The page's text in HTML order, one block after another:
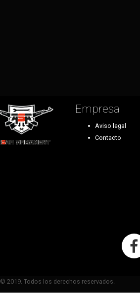
Empresa
Aviso legal
Contacto
© 2019. Todos los derechos reservados.